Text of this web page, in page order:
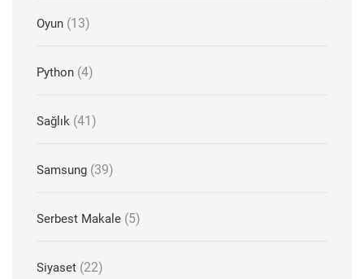
Oyun (13)
Python (4)
Sağlık (41)
Samsung (39)
Serbest Makale (5)
Siyaset (22)